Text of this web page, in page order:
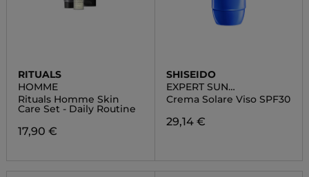
RITUALS
HOMME
Rituals Homme Skin
Care Set - Daily Routine
17,90 €
SHISEIDO
EXPERT SUN
PROTECTOR
Crema Solare Viso SPF30
29,14 €